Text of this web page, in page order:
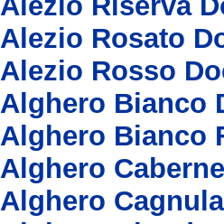
Alezio Rosato
Alezio Rosso
Alghero Bianco
Alghero Bianco
Alghero
Alghero